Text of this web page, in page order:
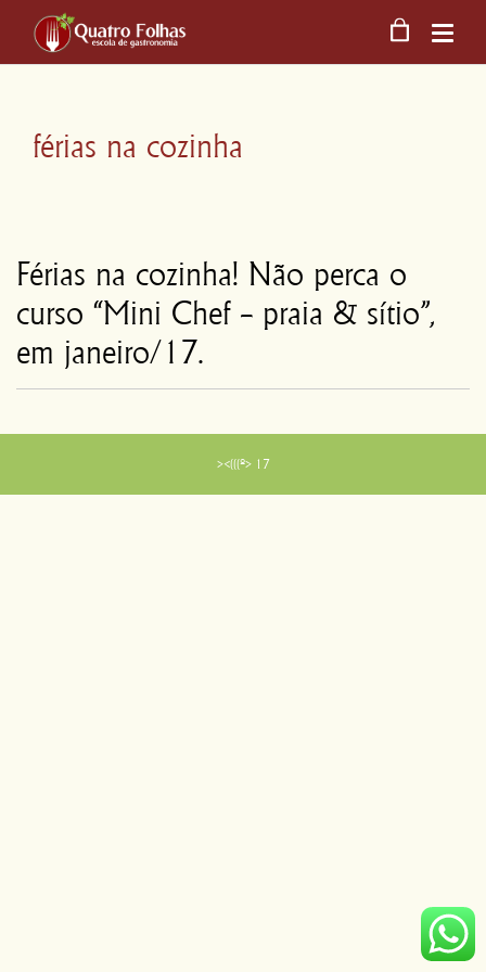
férias na cozinha
Férias na cozinha! Não perca o
curso “Mini Chef – praia & sítio”,
em janeiro/17.
><(((º> 17